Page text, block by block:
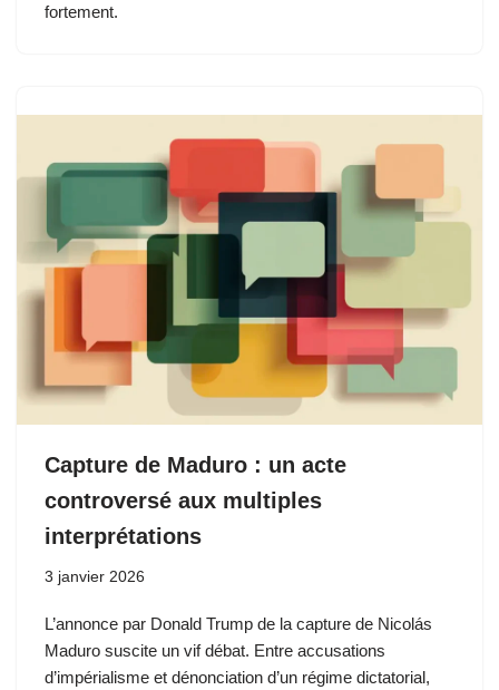
fortement.
Capture de Maduro : un acte
controversé aux multiples
interprétations
3 janvier 2026
L’annonce par Donald Trump de la capture de Nicolás
Maduro suscite un vif débat. Entre accusations
d’impérialisme et dénonciation d’un régime dictatorial,